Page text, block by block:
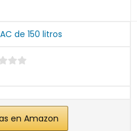
de 150 litros
en Amazon